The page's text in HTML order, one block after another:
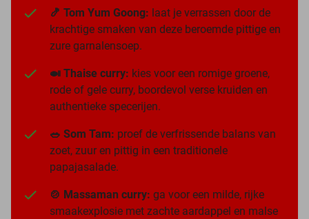
🍤 Tom Yum Goong: laat je verrassen door de
krachtige smaken van deze beroemde pittige en
zure garnalensoep.
🍛 Thaise curry: kies voor een romige groene,
rode of gele curry, boordevol verse kruiden en
authentieke specerijen.
🥗 Som Tam: proef de verfrissende balans van
zoet, zuur en pittig in een traditionele
papajasalade.
🍲 Massaman curry: ga voor een milde, rijke
smaakexplosie met zachte aardappel en malse